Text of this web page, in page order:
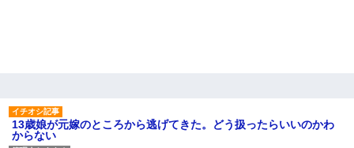
13歳娘が元嫁のところから逃げてきた。どう扱ったらいいのかわ
からない